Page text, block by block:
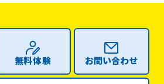
無料体験 お問い合わせ